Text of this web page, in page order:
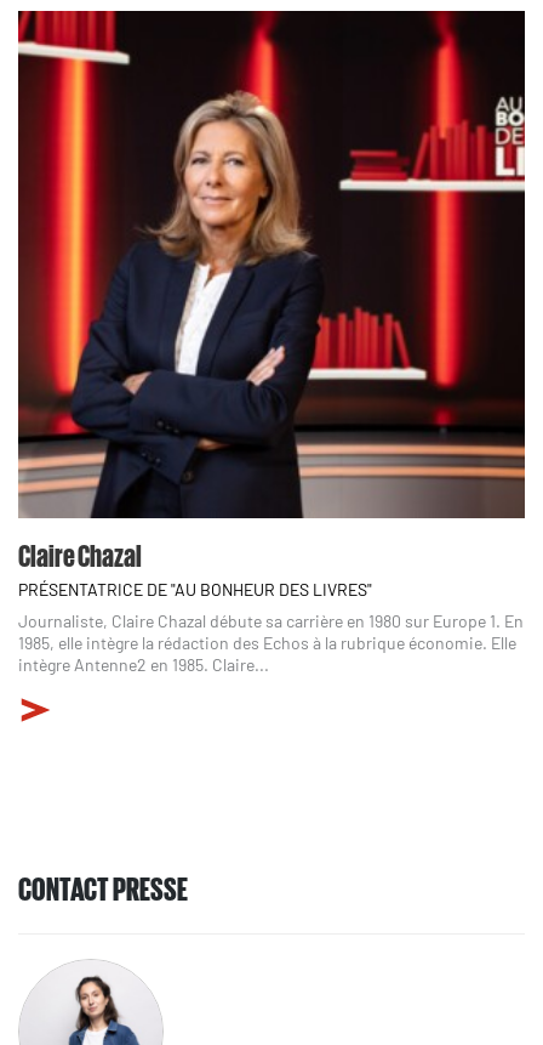
Claire Chazal
PRÉSENTATRICE DE "AU BONHEUR DES LIVRES"
Journaliste, Claire Chazal débute sa carrière en 1980 sur Europe 1. En
1985, elle intègre la rédaction des Echos à la rubrique économie. Elle
intègre Antenne2 en 1985. Claire...
CONTACT PRESSE